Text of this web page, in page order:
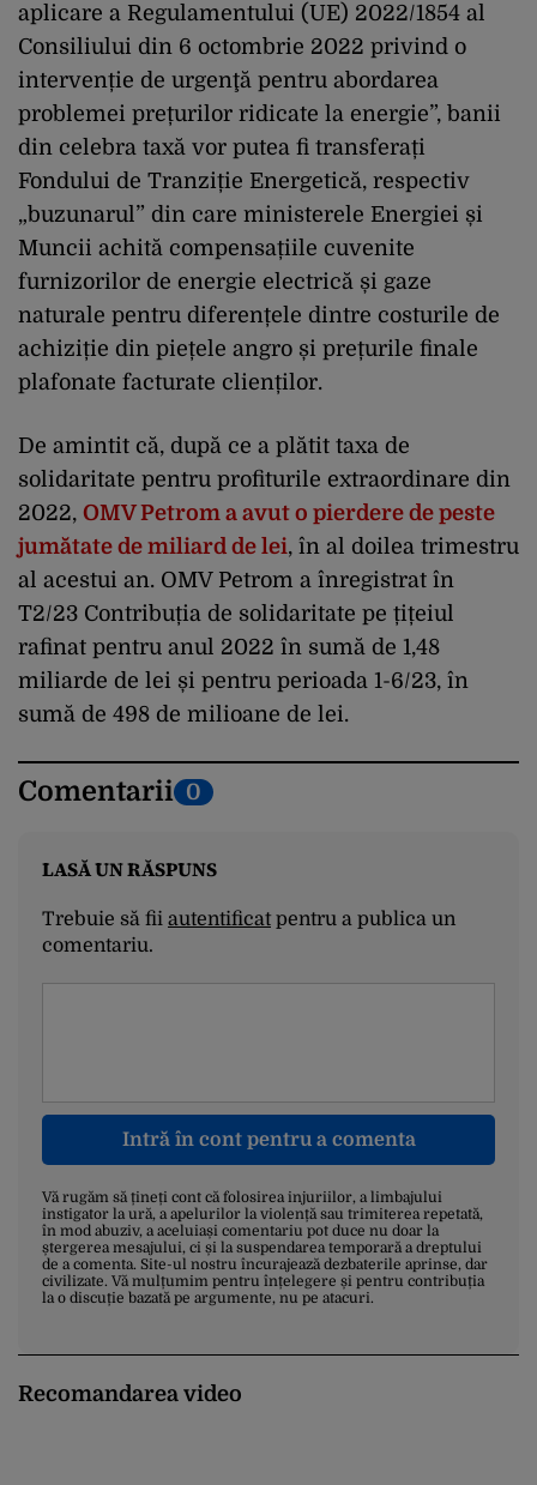
aplicare a Regulamentului (UE) 2022/1854 al
Consiliului din 6 octombrie 2022 privind o
intervenție de urgenţă pentru abordarea
problemei prețurilor ridicate la energie”, banii
din celebra taxă vor putea fi transferați
Fondului de Tranziție Energetică, respectiv
„buzunarul” din care ministerele Energiei și
Muncii achită compensațiile cuvenite
furnizorilor de energie electrică și gaze
naturale pentru diferențele dintre costurile de
achiziție din piețele angro și prețurile finale
plafonate facturate clienților.
De amintit că, după ce a plătit taxa de
solidaritate pentru profiturile extraordinare din
2022, OMV Petrom a avut o pierdere de peste
jumătate de miliard de lei, în al doilea trimestru
al acestui an. OMV Petrom a înregistrat în
T2/23 Contribuția de solidaritate pe țițeiul
rafinat pentru anul 2022 în sumă de 1,48
miliarde de lei și pentru perioada 1-6/23, în
sumă de 498 de milioane de lei.
Comentarii 0
LASĂ UN RĂSPUNS
Trebuie să fii autentificatpentru a publica un
comentariu.
Intră în cont pentru a comenta
Vă rugăm să țineți cont că folosirea injuriilor, a limbajului
instigator la ură, a apelurilor la violență sau trimiterea repetată,
în mod abuziv, a aceluiași comentariu pot duce nu doar la
ștergerea mesajului, ci și la suspendarea temporară a dreptului
de a comenta. Site-ul nostru încurajează dezbaterile aprinse, dar
civilizate. Vă mulțumim pentru înțelegere și pentru contribuția
la o discuție bazată pe argumente, nu pe atacuri.
Recomandarea video